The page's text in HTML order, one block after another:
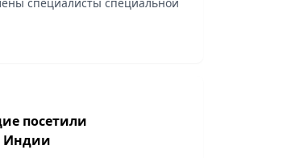
посетили
Индии